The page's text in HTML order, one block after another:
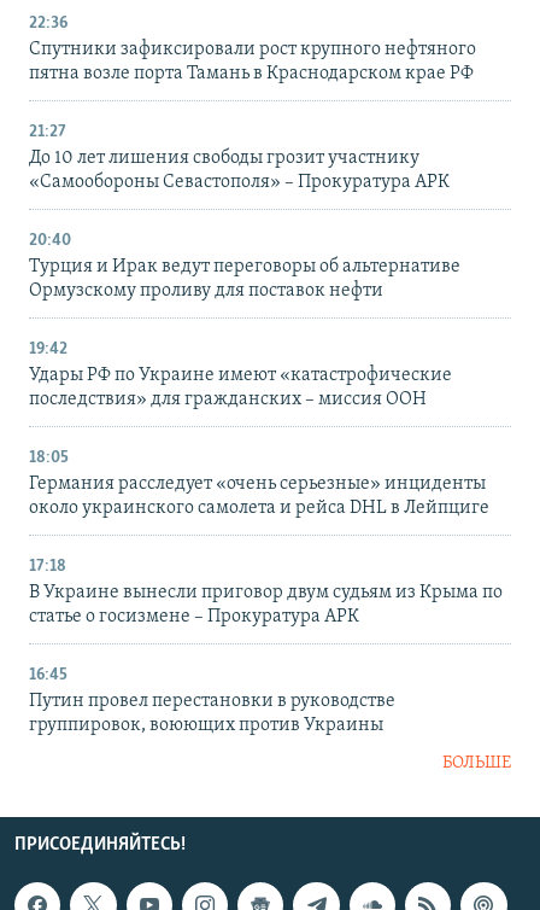
22:36
Спутники зафиксировали рост крупного нефтяного
пятна возле порта Тамань в Краснодарском крае РФ
21:27
До 10 лет лишения свободы грозит участнику
«Самообороны Севастополя» – Прокуратура АРК
20:40
Турция и Ирак ведут переговоры об альтернативе
Ормузскому проливу для поставок нефти
19:42
Удары РФ по Украине имеют «катастрофические
последствия» для гражданских – миссия ООН
18:05
Германия расследует «очень серьезные» инциденты
около украинского самолета и рейса DHL в Лейпциге
17:18
В Украине вынесли приговор двум судьям из Крыма по
статье о госизмене – Прокуратура АРК
16:45
Путин провел перестановки в руководстве
группировок, воюющих против Украины
БОЛЬШЕ
ПРИСОЕДИНЯЙТЕСЬ!